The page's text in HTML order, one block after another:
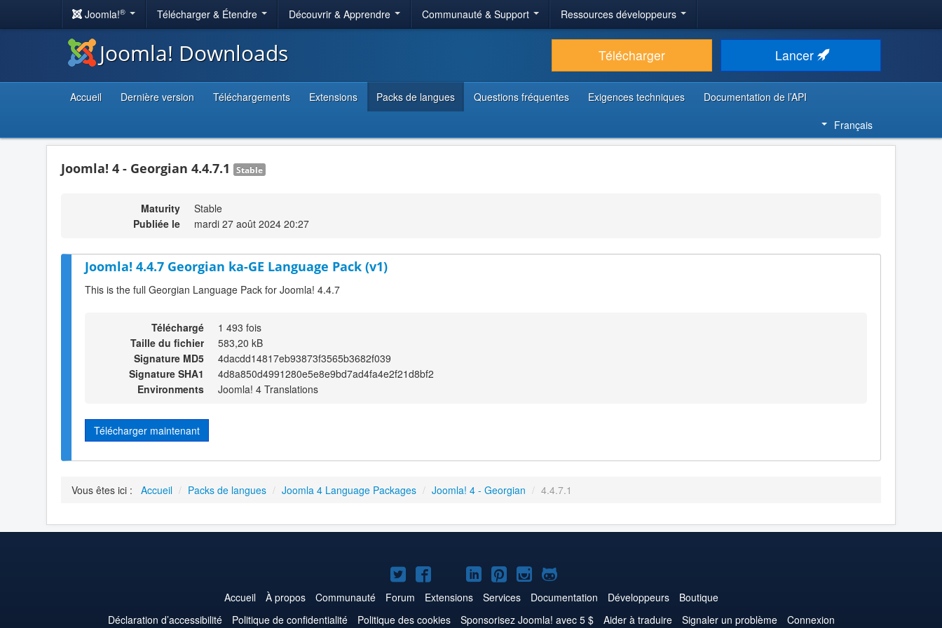
Joomla!® Télécharger & Étendre Découvrir & Apprendre Communauté & Support Ressources développeurs
Joomla! Downloads Télécharger Lancer
Accueil Dernière version Téléchargements Extensions Packs de langues Questions fréquentes Exigences techniques
Documentation de l’API
Français
Joomla! 4 - Georgian 4.4.7.1 Stable
Maturity
Stable
Publiée le
mardi 27 août 2024 20:27
Joomla! 4.4.7 Georgian ka-GE Language Pack (v1)
This is the full Georgian Language Pack for Joomla! 4.4.7
Téléchargé
1 493 fois
Taille du fichier
583,20 kB
Signature MD5
4dacdd14817eb93873f3565b3682f039
Signature SHA1
4d8a850d4991280e5e8e9bd7ad4fa4e2f21d8bf2
Environments
Joomla! 4 Translations
Télécharger maintenant
Vous êtes ici : Accueil / Packs de langues / Joomla 4 Language Packages / Joomla! 4 - Georgian / 4.4.7.1
Joomla!
sur
Twitter
Joomla!
sur
Facebook
Joomla!
sur
YouTube
Joomla!
sur
LinkedIn
Joomla!
sur
Pinterest
Joomla!
sur
Instagram
Joomla!
sur
GitHub
Accueil À propos Communauté Forum Extensions Services Documentation Développeurs
Boutique
Déclaration d’accessibilité
Politique de confidentialité Politique des cookies Sponsorisez Joomla! avec 5 $ Aider à traduire Signaler un problème Connexion